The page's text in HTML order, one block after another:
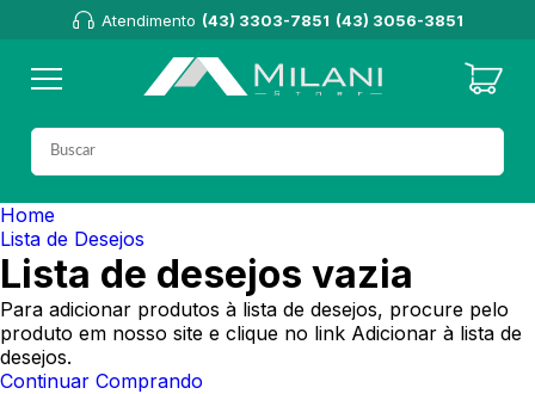
Atendimento (43) 3303-7851 (43) 3056-3851
Home
Lista de Desejos
Lista de desejos vazia
Para adicionar produtos à lista de desejos, procure pelo
produto em nosso site e clique no link Adicionar à lista de
desejos.
Continuar Comprando